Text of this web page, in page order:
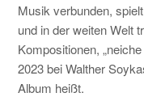
KONTAKT
Musik verbunden,
und in der weiten Welt
Kompositionen,
2023 bei Walther
Album heißt.